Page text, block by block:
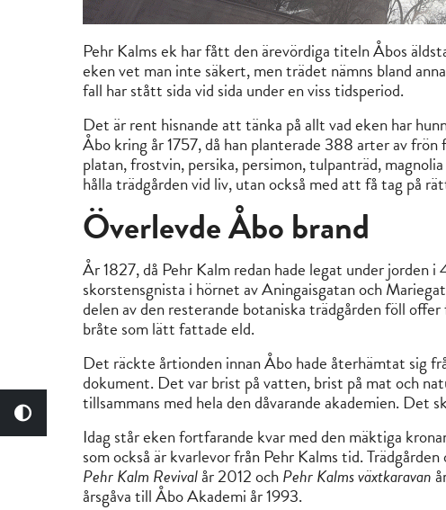
Pehr Kalms ek har fått den ärevördiga titeln Åbos
eken vet man inte säkert, men trädet nämns bland
fall har stått sida vid sida under en viss tidsperiod.
Det är rent hisnande att tänka på allt vad eken har
Åbo kring år 1757, då han planterade 388 arter av
platan, frostvin, persika, persimon, tulpanträd,
hålla trädgården vid liv, utan också med att få tag på
Överlevde Åbo brand
År 1827, då Pehr Kalm redan hade legat under jorden
skorstensgnista i hörnet av Aningaisgatan och
delen av den resterande botaniska trädgården föll
bråte som lätt fattade eld.
Det räckte årtionden innan Åbo hade återhämtat sig
dokument. Det var brist på vatten, brist på mat och
tillsammans med hela den dåvarande akademien.
Idag står eken fortfarande kvar med den mäktiga
som också är kvarlevor från Pehr Kalms tid.
Pehr Kalm Revivalår 2012 ochPehr Kalms växtkaravan
årsgåva till Åbo Akademi år 1993.